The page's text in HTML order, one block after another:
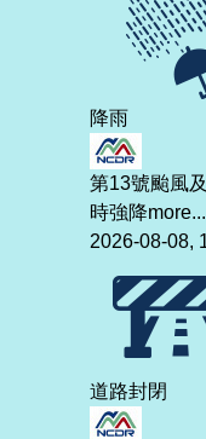
降雨
第13號颱風
時強降more...
2026-08-08,
道路封閉